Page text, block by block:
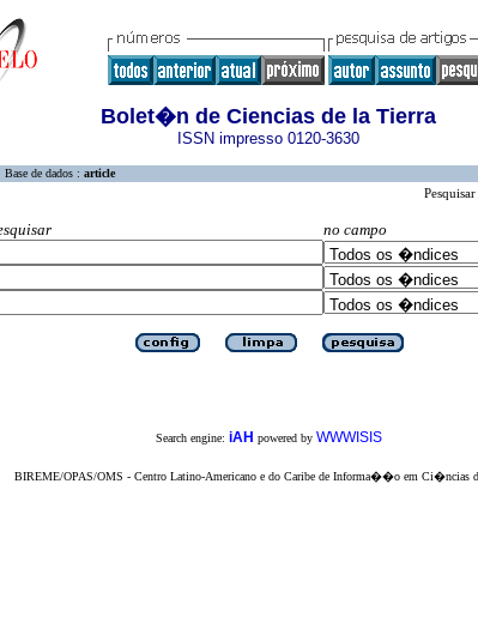
Bolet�n de Ciencias de la Tierra
ISSN impresso 0120-3630
Base de dados : article
no campo
Search engine: iAH powered by WWWISIS
BIREME/OPAS/OMS - Centro Latino-Americano e do Caribe de Informa��o em Ci�ncias